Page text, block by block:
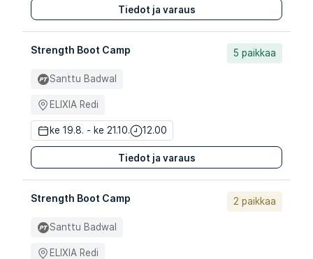
Tiedot ja varaus
Strength Boot Camp
Santtu Badwal
ELIXIA Redi
ke 19.8. - ke 21.10. 12.00
5 paikkaa
Tiedot ja varaus
Strength Boot Camp
Santtu Badwal
ELIXIA Redi
2 paikkaa